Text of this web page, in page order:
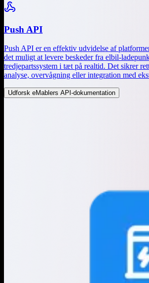
Push API
Push API er en effektiv udvidelse af
det muligt at levere beskeder fra elbil-
tredjepartssystem i tæt på realtid. Det sikrer
analyse, overvågning eller integration med
Udforsk eMablers API-dokumentation